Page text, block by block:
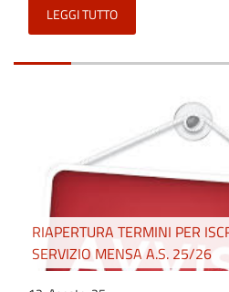
LEGGI TUTTO
RIAPERTURA TERMINI PER
SERVIZIO MENSA A.S. 25/26